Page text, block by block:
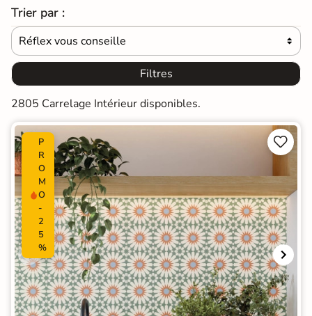
Trier par :
Réflex vous conseille 
Filtres
2805 Carrelage Intérieur disponibles.
P
R
O
M
O
-
2
5
%

